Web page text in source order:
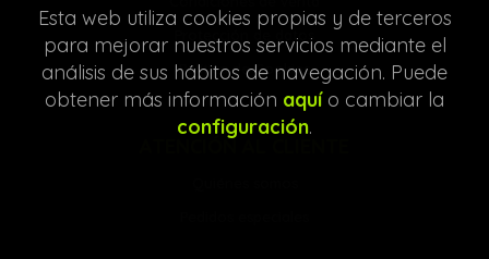
Protección de datos
Política de Cookies
ATENCIÓN AL CLIENTE
Esta web utiliza cookies propias y de terceros
para mejorar nuestros servicios mediante el
análisis de sus hábitos de navegación. Puede
obtener más información aquío cambiar la
configuración.